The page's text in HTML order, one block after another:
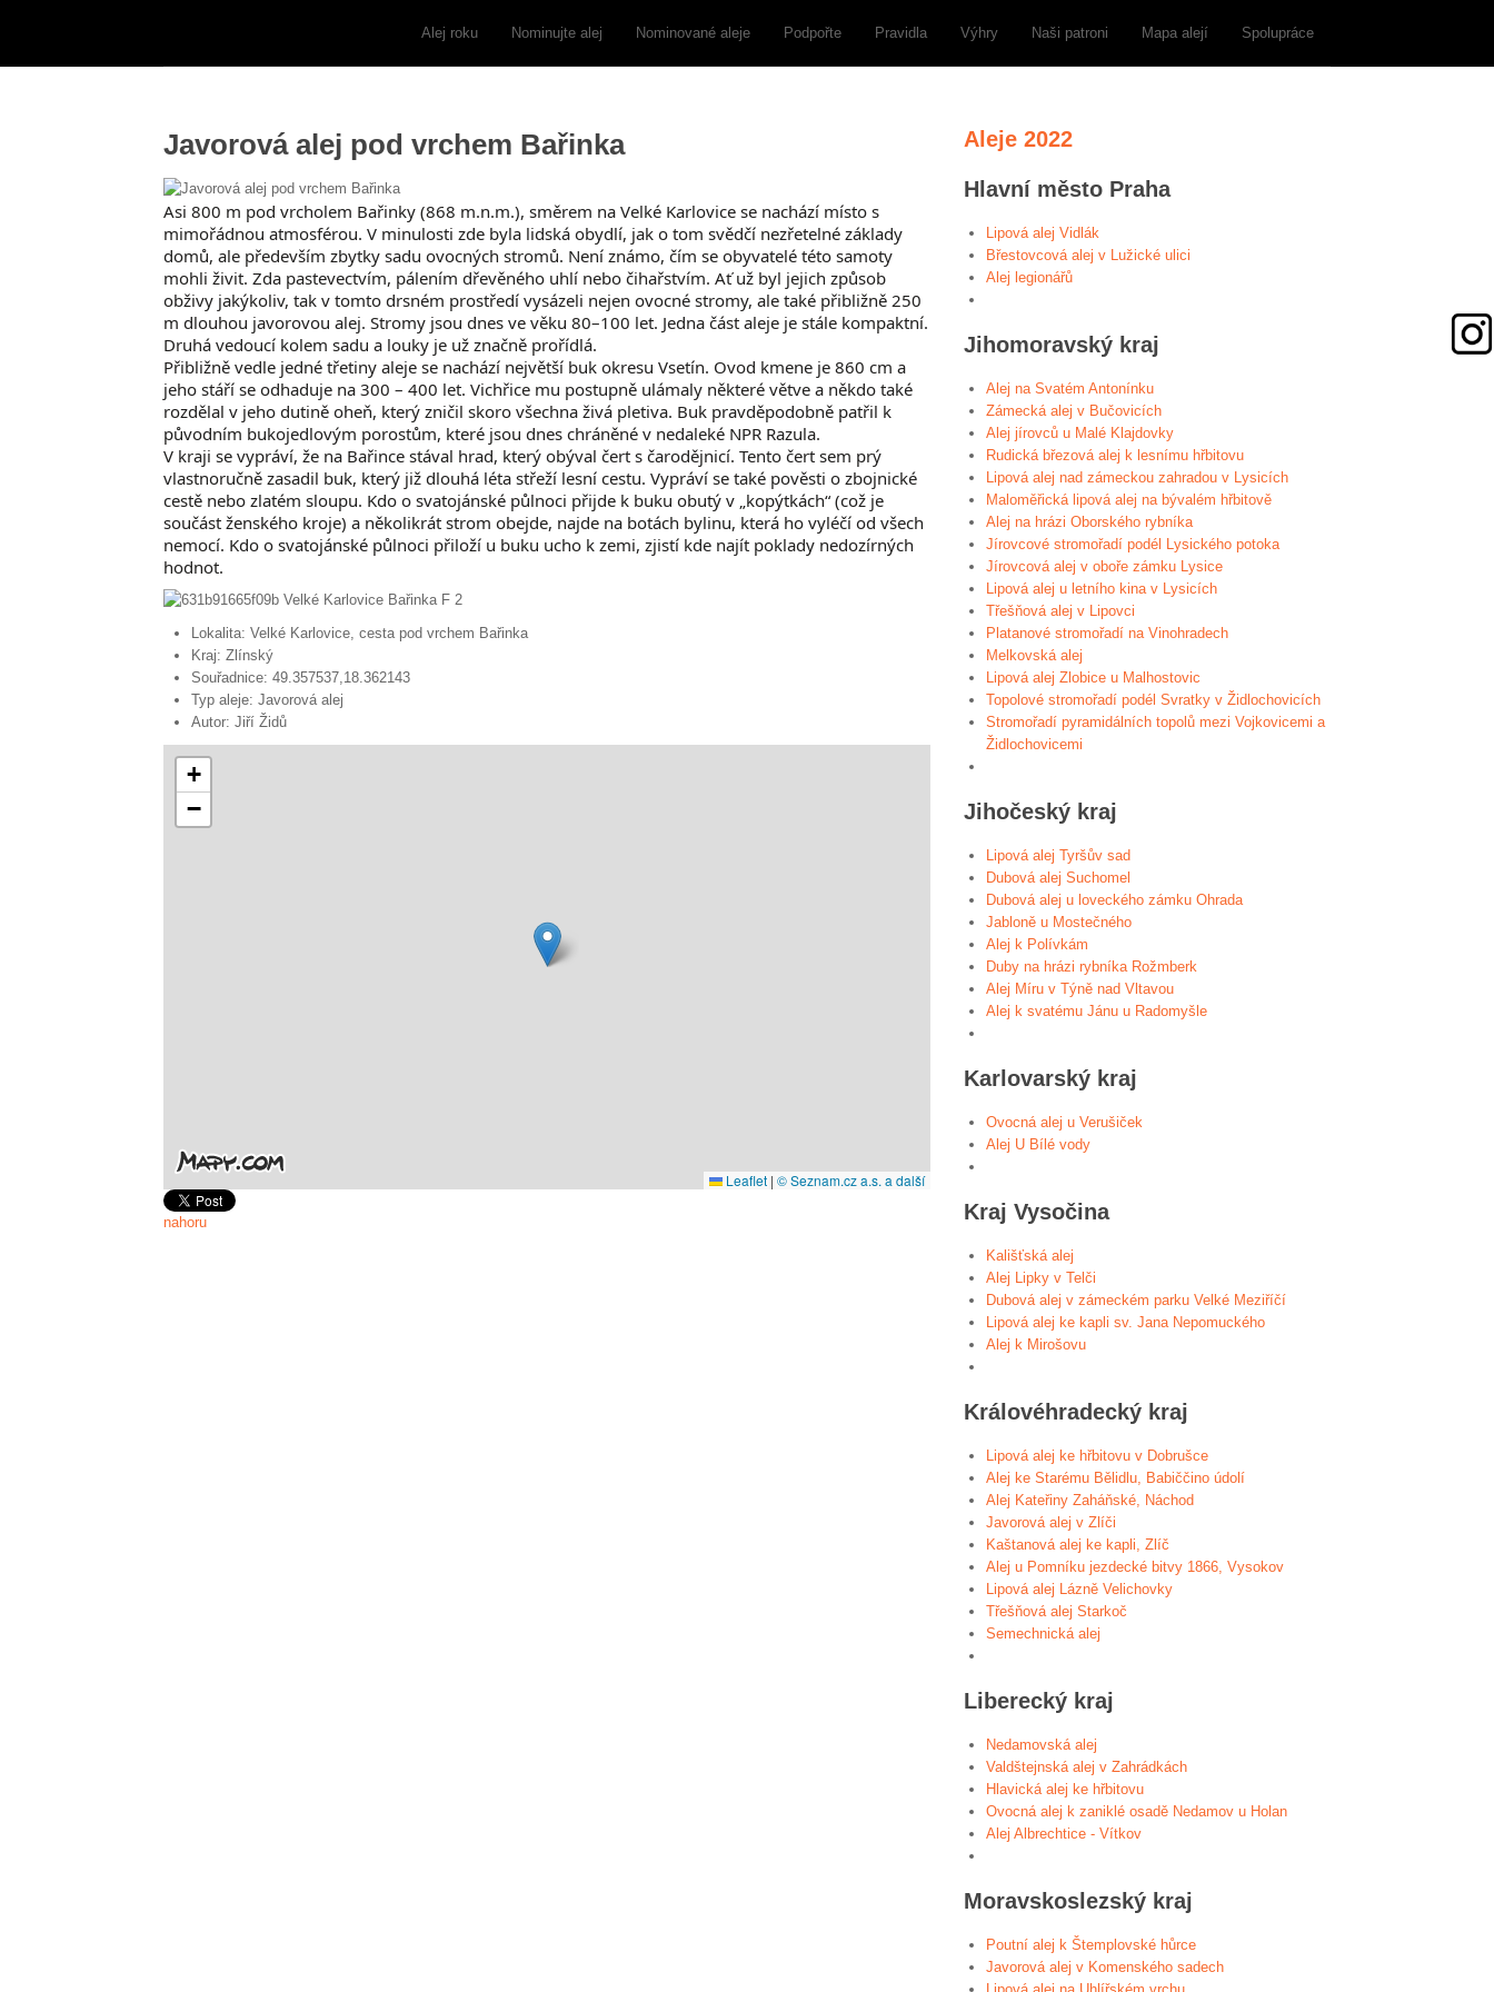
Alej roku Nominujte alej Nominované aleje Podpořte Pravidla Výhry Naši patroni Mapa alejí Spolupráce
Javorová alej pod vrchem Bařinka
Asi 800 m pod vrcholem Bařinky (868 m.n.m.), směrem na Velké Karlovice se nachází místo s
mimořádnou atmosférou. V minulosti zde byla lidská obydlí, jak o tom svědčí nezřetelné základy
domů, ale především zbytky sadu ovocných stromů. Není známo, čím se obyvatelé této samoty
mohli živit. Zda pastevectvím, pálením dřevěného uhlí nebo čihařstvím. Ať už byl jejich způsob
obživy jakýkoliv, tak v tomto drsném prostředí vysázeli nejen ovocné stromy, ale také přibližně 250
m dlouhou javorovou alej. Stromy jsou dnes ve věku 80–100 let. Jedna část aleje je stále kompaktní.
Druhá vedoucí kolem sadu a louky je už značně prořídlá.
Přibližně vedle jedné třetiny aleje se nachází největší buk okresu Vsetín. Ovod kmene je 860 cm a
jeho stáří se odhaduje na 300 – 400 let. Vichřice mu postupně ulámaly některé větve a někdo také
rozdělal v jeho dutině oheň, který zničil skoro všechna živá pletiva. Buk pravděpodobně patřil k
původním bukojedlovým porostům, které jsou dnes chráněné v nedaleké NPR Razula.
V kraji se vypráví, že na Bařince stával hrad, který obýval čert s čarodějnicí. Tento čert sem prý
vlastnoručně zasadil buk, který již dlouhá léta střeží lesní cestu. Vypráví se také pověsti o zbojnické
cestě nebo zlatém sloupu. Kdo o svatojánské půlnoci přijde k buku obutý v „kopýtkách“ (což je
součást ženského kroje) a několikrát strom obejde, najde na botách bylinu, která ho vyléčí od všech
nemocí. Kdo o svatojánské půlnoci přiloží u buku ucho k zemi, zjistí kde najít poklady nedozírných
hodnot.
Lokalita: Velké Karlovice, cesta pod vrchem Bařinka
Kraj: Zlínský
Souřadnice: 49.357537,18.362143
Typ aleje: Javorová alej
Autor: Jiří Židů
+
−
Leaflet | © Seznam.cz a.s. a další
nahoru
Aleje 2022
Hlavní město Praha
Lipová alej Vidlák
Břestovcová alej v Lužické ulici
Alej legionářů
Jihomoravský kraj
Alej na Svatém Antonínku
Zámecká alej v Bučovicích
Alej jírovců u Malé Klajdovky
Rudická březová alej k lesnímu hřbitovu
Lipová alej nad zámeckou zahradou v Lysicích
Maloměřická lipová alej na bývalém hřbitově
Alej na hrázi Oborského rybníka
Jírovcové stromořadí podél Lysického potoka
Jírovcová alej v oboře zámku Lysice
Lipová alej u letního kina v Lysicích
Třešňová alej v Lipovci
Platanové stromořadí na Vinohradech
Melkovská alej
Lipová alej Zlobice u Malhostovic
Topolové stromořadí podél Svratky v Židlochovicích
Stromořadí pyramidálních topolů mezi Vojkovicemi a
Židlochovicemi
Jihočeský kraj
Lipová alej Tyršův sad
Dubová alej Suchomel
Dubová alej u loveckého zámku Ohrada
Jabloně u Mostečného
Alej k Polívkám
Duby na hrázi rybníka Rožmberk
Alej Míru v Týně nad Vltavou
Alej k svatému Jánu u Radomyšle
Karlovarský kraj
Ovocná alej u Verušiček
Alej U Bílé vody
Kraj Vysočina
Kališťská alej
Alej Lipky v Telči
Dubová alej v zámeckém parku Velké Meziříčí
Lipová alej ke kapli sv. Jana Nepomuckého
Alej k Mirošovu
Královéhradecký kraj
Lipová alej ke hřbitovu v Dobrušce
Alej ke Starému Bělidlu, Babiččino údolí
Alej Kateřiny Zaháňské, Náchod
Javorová alej v Zlíči
Kaštanová alej ke kapli, Zlíč
Alej u Pomníku jezdecké bitvy 1866, Vysokov
Lipová alej Lázně Velichovky
Třešňová alej Starkoč
Semechnická alej
Liberecký kraj
Nedamovská alej
Valdštejnská alej v Zahrádkách
Hlavická alej ke hřbitovu
Ovocná alej k zaniklé osadě Nedamov u Holan
Alej Albrechtice - Vítkov
Moravskoslezský kraj
Poutní alej k Štemplovské hůrce
Javorová alej v Komenského sadech